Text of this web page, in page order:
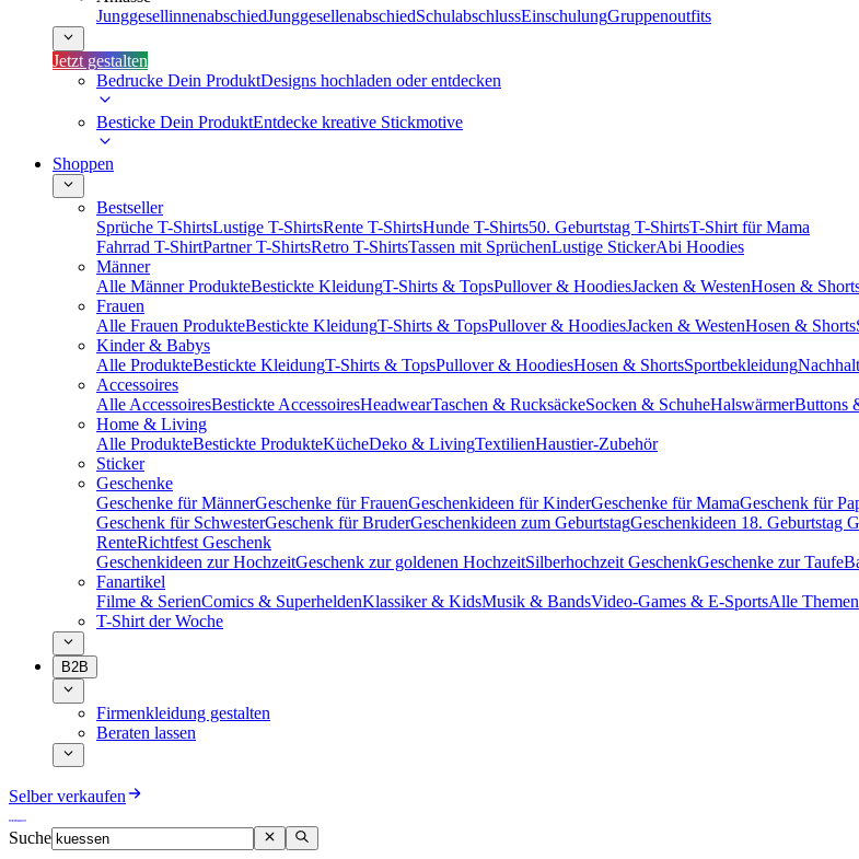
JunggesellinnenabschiedJunggesellenabschiedSchulabschlussEinschulungGruppenoutfits
Jetzt gestalten
Bedrucke Dein ProduktDesigns hochladen oder entdecken
Besticke Dein ProduktEntdecke kreative Stickmotive
Shoppen
Bestseller
Sprüche T-ShirtsLustige T-ShirtsRente T-ShirtsHunde T-Shirts50. Geburtstag T-ShirtsT-Shirt für Mama
Fahrrad T-ShirtPartner T-ShirtsRetro T-ShirtsTassen mit SprüchenLustige StickerAbi Hoodies
Männer
Alle Männer ProdukteBestickte KleidungT-Shirts & TopsPullover & HoodiesJacken & WestenHosen &
Frauen
Alle Frauen ProdukteBestickte KleidungT-Shirts & TopsPullover & HoodiesJacken & WestenHosen & Shorts
Kinder & Babys
Alle ProdukteBestickte KleidungT-Shirts & TopsPullover & HoodiesHosen & ShortsSportbekleidung
Accessoires
Alle AccessoiresBestickte AccessoiresHeadwearTaschen & RucksäckeSocken & SchuheHalswärmerButtons
Home & Living
Alle ProdukteBestickte ProdukteKücheDeko & LivingTextilienHaustier-Zubehör
Sticker
Geschenke
Geschenke für MännerGeschenke für FrauenGeschenkideen für KinderGeschenke für MamaGeschenk für
Geschenk für SchwesterGeschenk für BruderGeschenkideen zum GeburtstagGeschenkideen 18. Geburtstag
RenteRichtfest Geschenk
Geschenkideen zur HochzeitGeschenk zur goldenen HochzeitSilberhochzeit GeschenkGeschenke zur Taufe
Fanartikel
Filme & SerienComics & SuperheldenKlassiker & KidsMusik & BandsVideo-Games & E-SportsAlle Themen
T-Shirt der Woche
B2B
Firmenkleidung gestalten
Beraten lassen
Selber verkaufen
Suche